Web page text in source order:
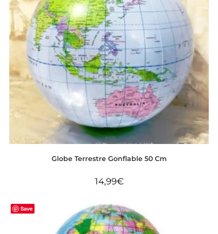
Globe Terrestre Gonflable 50 Cm
14,99€
Save